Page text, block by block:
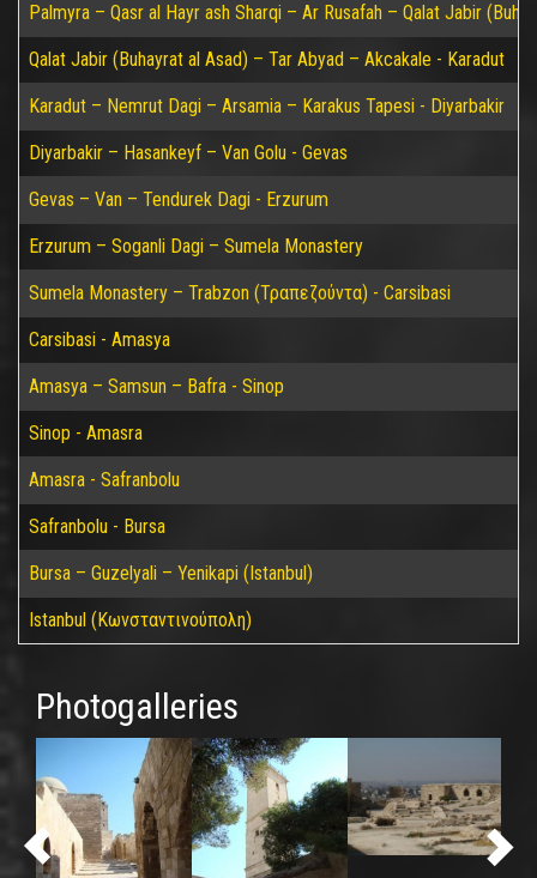
Palmyra – Qasr al Hayr ash Sharqi – Ar Rusafah – Qalat Jabir
Qalat Jabir (Buhayrat al Asad) – Tar Abyad – Akcakale - Karadut
Karadut – Nemrut Dagi – Arsamia – Karakus Tapesi - Diyarbakir
Diyarbakir – Hasankeyf – Van Golu - Gevas
Gevas – Van – Tendurek Dagi - Erzurum
Erzurum – Soganli Dagi – Sumela Monastery
Sumela Monastery – Trabzon (Τραπεζούντα) - Carsibasi
Carsibasi - Amasya
Amasya – Samsun – Bafra - Sinop
Sinop - Amasra
Amasra - Safranbolu
Safranbolu - Bursa
Bursa – Guzelyali – Yenikapi (Istanbul)
Istanbul (Κωνσταντινούπολη)
Photogalleries